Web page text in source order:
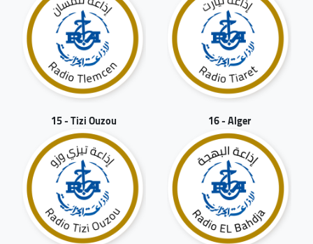
15 - Tizi Ouzou 16 - Alger